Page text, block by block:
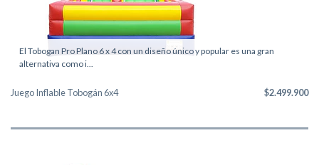
El Tobogan Pro Plano 6 x 4 con un diseño único y popular es una gran
alternativa como i...
Juego Inflable Tobogán 6x4 $2.499.900